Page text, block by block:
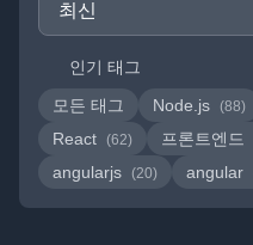
인기 태그
모든 태그
Node.js (88)
React (62) 프론트엔드
angularjs (20) angular